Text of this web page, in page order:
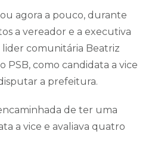
agora a pouco, durante
a vereador e a executiva
comunitária Beatriz
PSB, como candidata a vice
a prefeitura.
de ter uma
a vice e avaliava quatro